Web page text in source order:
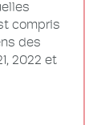
compris
des
2022 et